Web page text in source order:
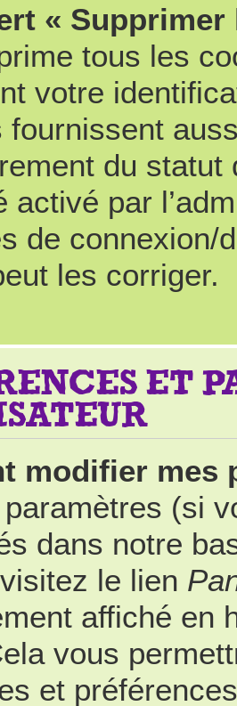
«
tous les
votre
fournissent
du
activé par
de connexion/
les corriger.
ET
modifier mes
(si
dans notre
le lien
affiché en
vous
et